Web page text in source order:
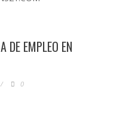
DE EMPLEO EN
/ 0